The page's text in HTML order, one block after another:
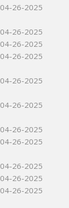
04-26-2025
04-26-2025
04-26-2025
04-26-2025
04-26-2025
04-26-2025
04-26-2025
04-26-2025
04-26-2025
04-26-2025
04-26-2025